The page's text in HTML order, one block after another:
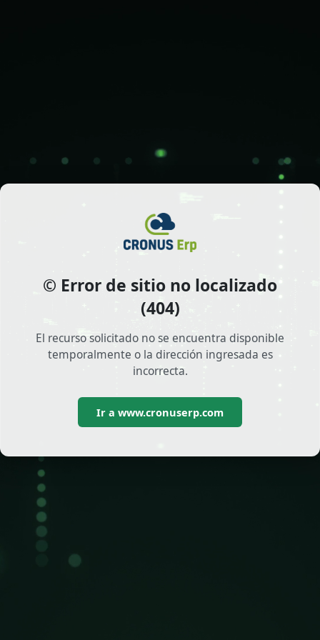
© Error de sitio no localizado
(404)
El recurso solicitado no se encuentra disponible
temporalmente o la dirección ingresada es
incorrecta.
Ir a www.cronuserp.com